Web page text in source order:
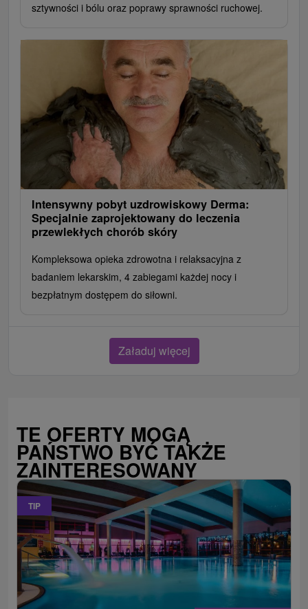
sztywności i bólu oraz poprawy sprawności ruchowej.
Intensywny pobyt uzdrowiskowy Derma:
Specjalnie zaprojektowany do leczenia
przewlekłych chorób skóry
Kompleksowa opieka zdrowotna i relaksacyjna z
badaniem lekarskim, 4 zabiegami każdej nocy i
bezpłatnym dostępem do siłowni.
Załaduj więcej
TE OFERTY MOGĄ
PAŃSTWO BYĆ TAKŻE
ZAINTERESOWANY
TIP